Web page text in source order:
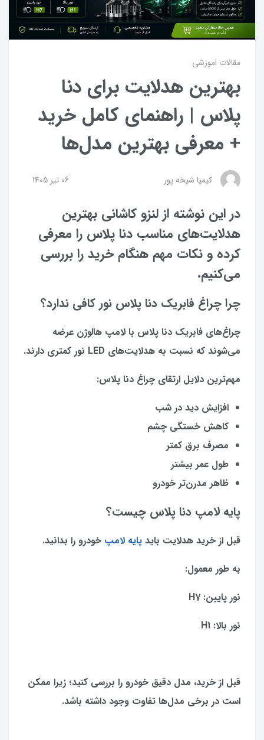
مقالات اموزشی
بهترین هدلایت برای دنا
پلاس | راهنمای کامل خرید
+ معرفی بهترین مدل‌ها
کیمیا شیخه پور 06 تير 1405
در این نوشته از لنزو کاشانی بهترین
هدلایت‌های مناسب دنا پلاس را معرفی
کرده و نکات مهم هنگام خرید را بررسی
می‌کنیم.
چرا چراغ فابریک دنا پلاس نور کافی ندارد؟
چراغ‌های فابریک دنا پلاس با لامپ هالوژن عرضه
می‌شوند که نسبت به هدلایت‌های LED نور کمتری دارند.
مهم‌ترین دلایل ارتقای چراغ دنا پلاس:
افزایش دید در شب
کاهش خستگی چشم
مصرف برق کمتر
طول عمر بیشتر
ظاهر مدرن‌تر خودرو
پایه لامپ دنا پلاس چیست؟
قبل از خرید هدلایت باید پایه لامپ خودرو را بدانید.
به طور معمول:
نور پایین: H7
نور بالا: H1
قبل از خرید، مدل دقیق خودرو را بررسی کنید؛ زیرا ممکن
است در برخی مدل‌ها تفاوت وجود داشته باشد.